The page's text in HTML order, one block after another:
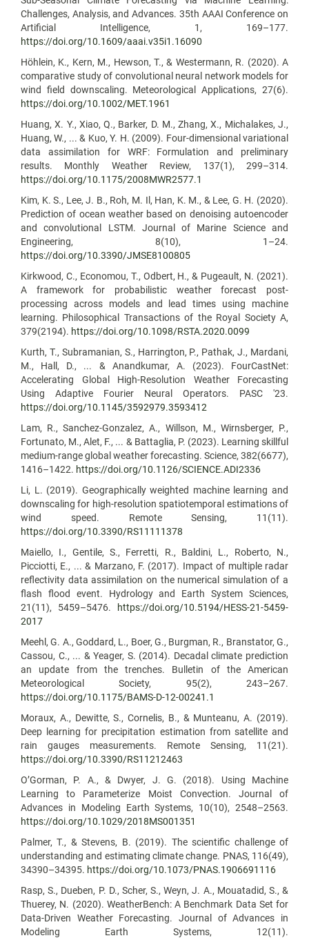
Challenges, Analysis, and Advances. 35th AAAI Conference on
Artificial Intelligence, 1, 169–177.
https://doi.org/10.1609/aaai.v35i1.16090
Höhlein, K., Kern, M., Hewson, T., & Westermann, R. (2020). A
comparative study of convolutional neural network models for
wind field downscaling. Meteorological Applications, 27(6).
https://doi.org/10.1002/MET.1961
Huang, X. Y., Xiao, Q., Barker, D. M., Zhang, X., Michalakes, J.,
Huang, W., ... & Kuo, Y. H. (2009). Four-dimensional variational
data assimilation for WRF: Formulation and preliminary
results. Monthly Weather Review, 137(1), 299–314.
https://doi.org/10.1175/2008MWR2577.1
Kim, K. S., Lee, J. B., Roh, M. Il, Han, K. M., & Lee, G. H. (2020).
Prediction of ocean weather based on denoising autoencoder
and convolutional LSTM. Journal of Marine Science and
Engineering, 8(10), 1–24.
https://doi.org/10.3390/JMSE8100805
Kirkwood, C., Economou, T., Odbert, H., & Pugeault, N. (2021).
A framework for probabilistic weather forecast post-
processing across models and lead times using machine
learning. Philosophical Transactions of the Royal Society A,
379(2194). https://doi.org/10.1098/RSTA.2020.0099
Kurth, T., Subramanian, S., Harrington, P., Pathak, J., Mardani,
M., Hall, D., ... & Anandkumar, A. (2023). FourCastNet:
Accelerating Global High-Resolution Weather Forecasting
Using Adaptive Fourier Neural Operators. PASC '23.
https://doi.org/10.1145/3592979.3593412
Lam, R., Sanchez-Gonzalez, A., Willson, M., Wirnsberger, P.,
Fortunato, M., Alet, F., ... & Battaglia, P. (2023). Learning skillful
medium-range global weather forecasting. Science, 382(6677),
1416–1422. https://doi.org/10.1126/SCIENCE.ADI2336
Li, L. (2019). Geographically weighted machine learning and
downscaling for high-resolution spatiotemporal estimations of
wind speed. Remote Sensing, 11(11).
https://doi.org/10.3390/RS11111378
Maiello, I., Gentile, S., Ferretti, R., Baldini, L., Roberto, N.,
Picciotti, E., ... & Marzano, F. (2017). Impact of multiple radar
reflectivity data assimilation on the numerical simulation of a
flash flood event. Hydrology and Earth System Sciences,
21(11), 5459–5476.
https://doi.org/10.5194/HESS-21-5459-
2017
Meehl, G. A., Goddard, L., Boer, G., Burgman, R., Branstator, G.,
Cassou, C., ... & Yeager, S. (2014). Decadal climate prediction
an update from the trenches. Bulletin of the American
Meteorological Society, 95(2), 243–267.
https://doi.org/10.1175/BAMS-D-12-00241.1
Moraux, A., Dewitte, S., Cornelis, B., & Munteanu, A. (2019).
Deep learning for precipitation estimation from satellite and
rain gauges measurements. Remote Sensing, 11(21).
https://doi.org/10.3390/RS11212463
O’Gorman, P. A., & Dwyer, J. G. (2018). Using Machine
Learning to Parameterize Moist Convection. Journal of
Advances in Modeling Earth Systems, 10(10), 2548–2563.
https://doi.org/10.1029/2018MS001351
Palmer, T., & Stevens, B. (2019). The scientific challenge of
understanding and estimating climate change. PNAS, 116(49),
34390–34395. https://doi.org/10.1073/PNAS.1906691116
Rasp, S., Dueben, P. D., Scher, S., Weyn, J. A., Mouatadid, S., &
Thuerey, N. (2020). WeatherBench: A Benchmark Data Set for
Data-Driven Weather Forecasting. Journal of Advances in
Modeling Earth Systems, 12(11).